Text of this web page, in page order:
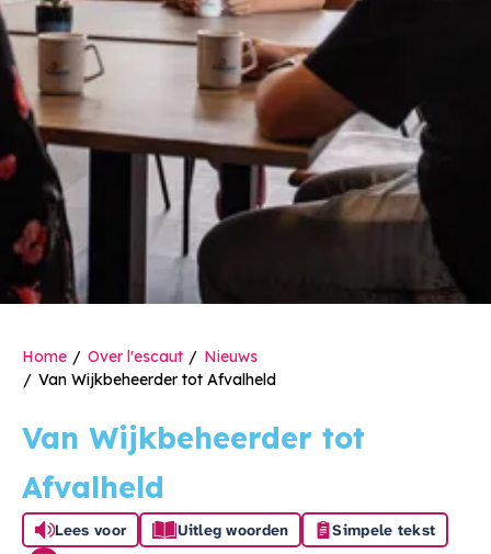
Home Over l'escaut
Nieuws
Van Wijkbeheerder tot Afvalheld
Van Wijkbeheerder tot
Afvalheld
Lees voor Uitleg woorden Simpele tekst